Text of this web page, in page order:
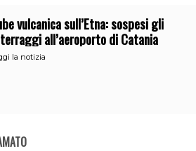
vulcanica sull’Etna: sospesi gli
all’aeroporto di Catania
la notizia